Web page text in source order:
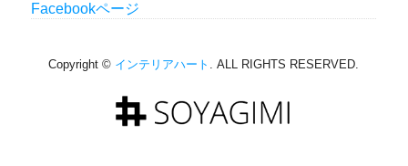
Facebookページ
Copyright © インテリアハート . ALL RIGHTS RESERVED.